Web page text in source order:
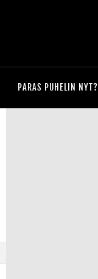
PARAS PUHELIN NYT?